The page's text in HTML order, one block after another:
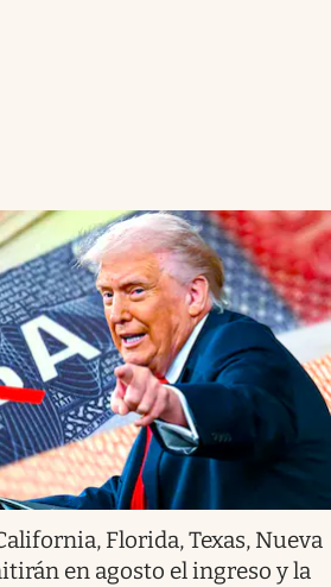
Florida, Texas, Nueva
en agosto el ingreso y la